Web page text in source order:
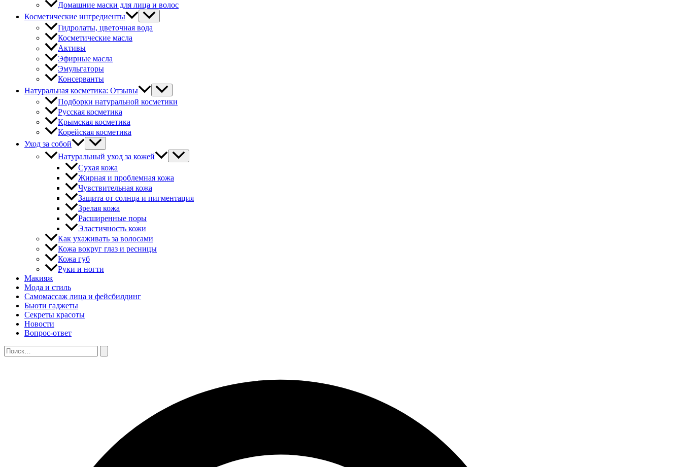
Домашние маски для лица и волос
Косметические ингредиенты
Гидролаты, цветочная вода
Косметические масла
Активы
Эфирные масла
Эмульгаторы
Консерванты
Натуральная косметика: Отзывы
Подборки натуральной косметики
Русская косметика
Крымская косметика
Корейская косметика
Уход за собой
Натуральный уход за кожей
Сухая кожа
Жирная и проблемная кожа
Чувствительная кожа
Защита от солнца и пигментация
Зрелая кожа
Расширенные поры
Эластичность кожи
Как ухаживать за волосами
Кожа вокруг глаз и ресницы
Кожа губ
Руки и ногти
Макияж
Мода и стиль
Самомассаж лица и фейсбилдинг
Бьюти гаджеты
Секреты красоты
Новости
Вопрос-ответ
Поиск: